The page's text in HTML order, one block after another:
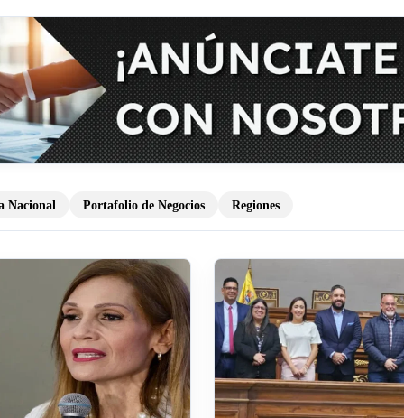
Nacional Portafolio de Negocios Regiones